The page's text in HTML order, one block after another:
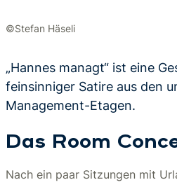
©Stefan Häseli
„Hannes managt“ ist eine
feinsinniger Satire aus den
Management-Etagen.
Das Room
Nach ein paar Sitzungen mit